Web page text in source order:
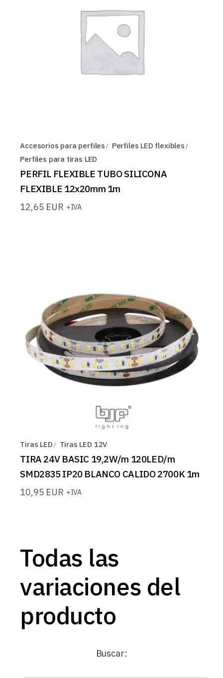
Accesorios para perfiles
Perfiles LED flexibles
Perfiles para tiras LED
PERFIL FLEXIBLE TUBO SILICONA
FLEXIBLE 12x20mm 1m
12,65 EUR +IVA
Tiras LED Tiras LED 12V
TIRA 24V BASIC 19,2W/m 120LED/m
SMD2835 IP20 BLANCO CALIDO 2700K 1m
10,95 EUR +IVA
Todas las
variaciones del
producto
Buscar: